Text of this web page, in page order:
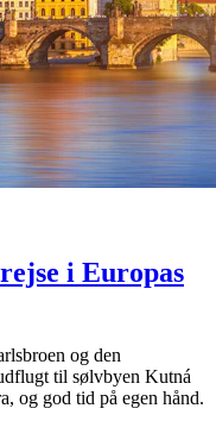
i Europas
og den
til sølvbyen Kutná
og god tid på egen hånd.